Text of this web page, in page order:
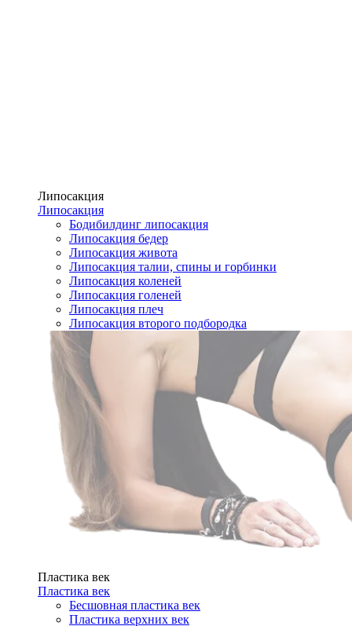
Липосакция
Липосакция
Бодибилдинг липосакция
Липосакция бедер
Липосакция живота
Липосакция талии, спины и горбинки
Липосакция коленей
Липосакция голеней
Липосакция плеч
Липосакция второго подбородка
Пластика век
Пластика век
Бесшовная пластика век
Пластика верхних век